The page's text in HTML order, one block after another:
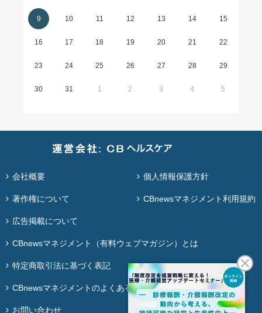
9 10 11 12 13 14 15
16 17 18 19 20 21 22
23 24 25 26 27 28 29
30 31 1 2 3 4 5
会社概要 個人情報保護方針
著作権について CBnewsマネジメント利用規約
広告掲載について
CBnewsマネジメント（有料ウェブマガジン）とは
特定商取引法に基づく表記
CBnewsマネジメントのよくある質問
お問い合わせ